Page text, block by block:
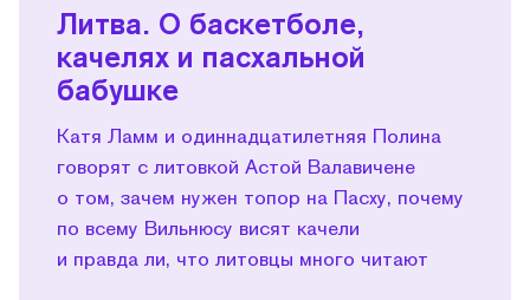
Литва. О баскетболе,
качелях и пасхальной
бабушке
Катя Ламм и одиннадцатилетняя Полина
говорят с литовкой Астой Валавичене
о том, зачем нужен топор на Пасху, почему
по всему Вильнюсу висят качели
и правда ли, что литовцы много читают